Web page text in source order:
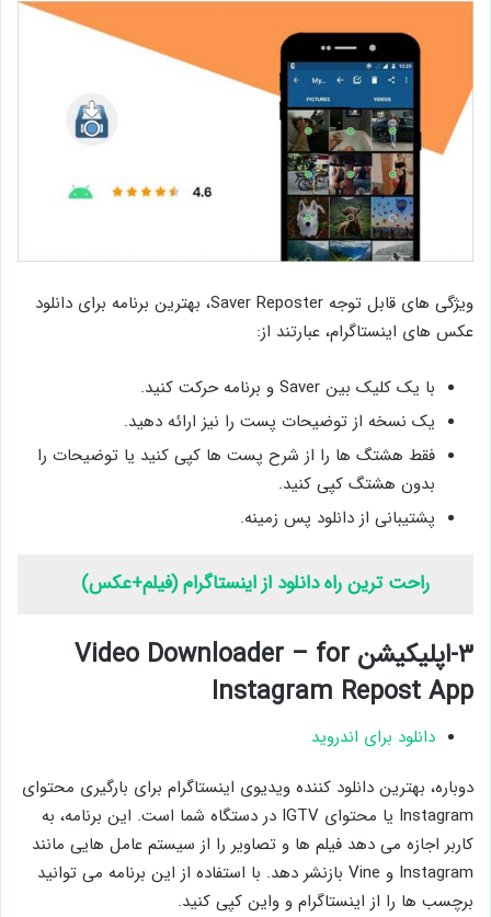
ویژگی های قابل توجه Saver Reposter، بهترین برنامه برای دانلود
عکس های اینستاگرام، عبارتند از:
با یک کلیک بین Saver و برنامه حرکت کنید.
یک نسخه از توضیحات پست را نیز ارائه دهید.
فقط هشتگ ها را از شرح پست ها کپی کنید یا توضیحات را
بدون هشتگ کپی کنید.
پشتیبانی از دانلود پس زمینه.
راحت ترین راه دانلود از اینستاگرام (فیلم+عکس)
۳-اپلیکیشن Video Downloader – for
Instagram Repost App
دانلود برای اندروید
دوباره، بهترین دانلود کننده ویدیوی اینستاگرام برای بارگیری محتوای
Instagram یا محتوای IGTV در دستگاه شما است. این برنامه، به
کاربر اجازه می دهد فیلم ها و تصاویر را از سیستم عامل هایی مانند
Instagram و Vine بازنشر دهد. با استفاده از این برنامه می توانید
برچسب ها را از اینستاگرام و واین کپی کنید.